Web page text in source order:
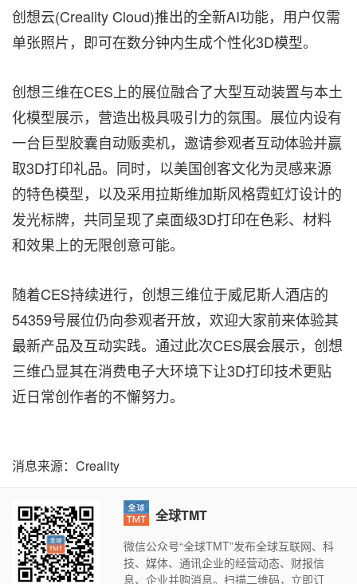
创想云(Creality Cloud)推出的全新AI功能，用户仅需
单张照片，即可在数分钟内生成个性化3D模型。
创想三维在CES上的展位融合了大型互动装置与本土
化模型展示，营造出极具吸引力的氛围。展位内设有
一台巨型胶囊自动贩卖机，邀请参观者互动体验并赢
取3D打印礼品。同时，以美国创客文化为灵感来源
的特色模型，以及采用拉斯维加斯风格霓虹灯设计的
发光标牌，共同呈现了桌面级3D打印在色彩、材料
和效果上的无限创意可能。
随着CES持续进行，创想三维位于威尼斯人酒店的
54359号展位仍向参观者开放，欢迎大家前来体验其
最新产品及互动实践。通过此次CES展会展示，创想
三维凸显其在消费电子大环境下让3D打印技术更贴
近日常创作者的不懈努力。
消息来源：Creality
全球TMT
微信公众号“全球TMT”发布全球互联网、科
技、媒体、通讯企业的经营动态、财报信
息、企业并购消息。扫描二维码，立即订